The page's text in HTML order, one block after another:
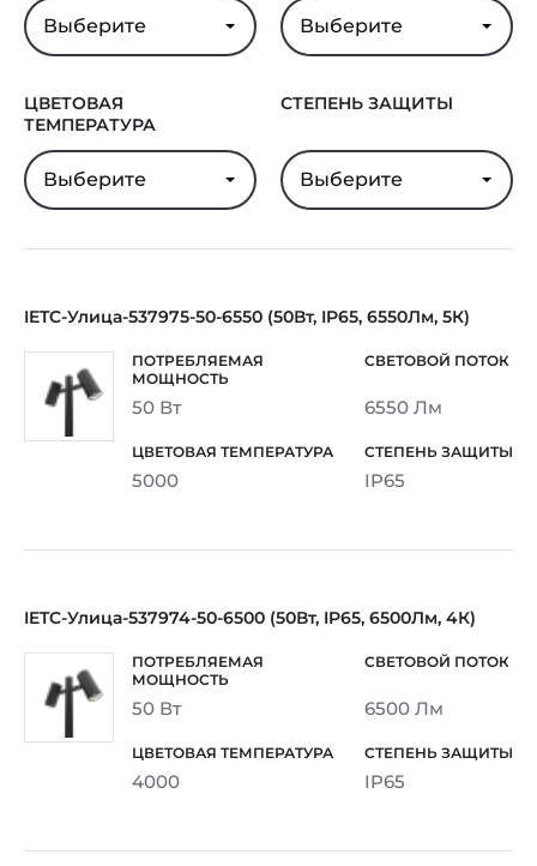
Выберите Выберите
ЦВЕТОВАЯ
ТЕМПЕРАТУРА
Выберите
СТЕПЕНЬ ЗАЩИТЫ
Выберите
IETC-Улица-537975-50-6550 (50Вт, IP65, 6550Лм, 5К)
50 Вт 6550 Лм
5000 IP65
IETC-Улица-537974-50-6500 (50Вт, IP65, 6500Лм, 4К)
50 Вт 6500 Лм
4000 IP65